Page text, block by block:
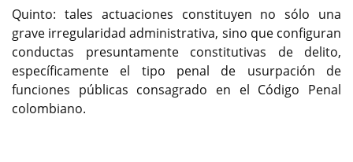
Quinto: tales actuaciones constituyen no sólo una
grave irregularidad administrativa, sino que configuran
conductas presuntamente constitutivas de delito,
específicamente el tipo penal de usurpación de
funciones públicas consagrado en el Código Penal
colombiano.